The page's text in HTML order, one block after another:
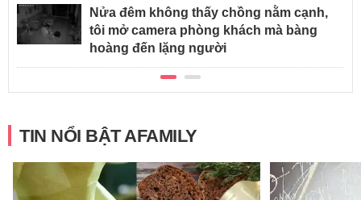
Nửa đêm không thấy chồng nằm cạnh,
tôi mở camera phòng khách mà bàng
hoàng đến lặng người
TIN NỔI BẬT AFAMILY